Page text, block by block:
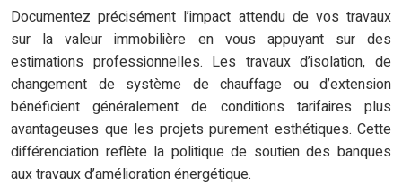
Documentez précisément l’impact attendu de vos travaux
sur la valeur immobilière en vous appuyant sur des
estimations professionnelles. Les travaux d’isolation, de
changement de système de chauffage ou d’extension
bénéficient généralement de conditions tarifaires plus
avantageuses que les projets purement esthétiques. Cette
différenciation reflète la politique de soutien des banques
aux travaux d’amélioration énergétique.